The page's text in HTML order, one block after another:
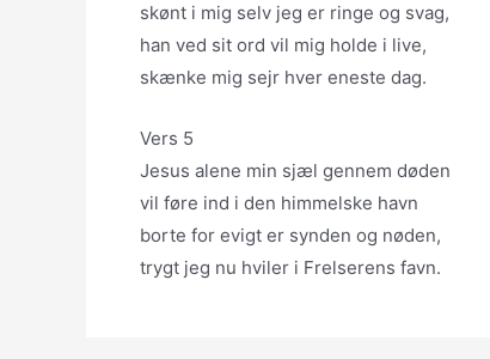
skønt i mig selv jeg er ringe og svag,
han ved sit ord vil mig holde i live,
skænke mig sejr hver eneste dag.
Vers 5
Jesus alene min sjæl gennem døden
vil føre ind i den himmelske havn
borte for evigt er synden og nøden,
trygt jeg nu hviler i Frelserens favn.